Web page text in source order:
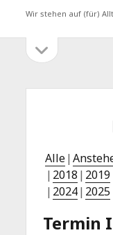
Wir stehen auf (für)
Seitenleiste
öffnen
Alle
2018 2019
2024 2025
Termin